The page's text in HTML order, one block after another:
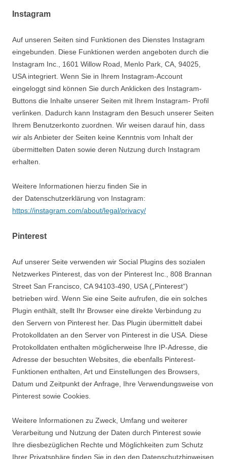
Instagram
Auf unseren Seiten sind Funktionen des Dienstes Instagram
eingebunden. Diese Funktionen werden angeboten durch die
Instagram Inc., 1601 Willow Road, Menlo Park, CA, 94025,
USA integriert. Wenn Sie in Ihrem Instagram-Account
eingeloggt sind können Sie durch Anklicken des Instagram-
Buttons die Inhalte unserer Seiten mit Ihrem Instagram- Profil
verlinken. Dadurch kann Instagram den Besuch unserer Seiten
Ihrem Benutzerkonto zuordnen. Wir weisen darauf hin, dass
wir als Anbieter der Seiten keine Kenntnis vom Inhalt der
übermittelten Daten sowie deren Nutzung durch Instagram
erhalten.
Weitere Informationen hierzu finden Sie in
der Datenschutzerklärung von Instagram:
https://instagram.com/about/legal/privacy/
Pinterest
Auf unserer Seite verwenden wir Social Plugins des sozialen
Netzwerkes Pinterest, das von der Pinterest Inc., 808 Brannan
Street San Francisco, CA 94103-490, USA („Pinterest“)
betrieben wird. Wenn Sie eine Seite aufrufen, die ein solches
Plugin enthält, stellt Ihr Browser eine direkte Verbindung zu
den Servern von Pinterest her. Das Plugin übermittelt dabei
Protokolldaten an den Server von Pinterest in die USA. Diese
Protokolldaten enthalten möglicherweise Ihre IP-Adresse, die
Adresse der besuchten Websites, die ebenfalls Pinterest-
Funktionen enthalten, Art und Einstellungen des Browsers,
Datum und Zeitpunkt der Anfrage, Ihre Verwendungsweise von
Pinterest sowie Cookies.
Weitere Informationen zu Zweck, Umfang und weiterer
Verarbeitung und Nutzung der Daten durch Pinterest sowie
Ihre diesbezüglichen Rechte und Möglichkeiten zum Schutz
Ihrer Privatsphäre finden Sie in den den Datenschutzhinweisen